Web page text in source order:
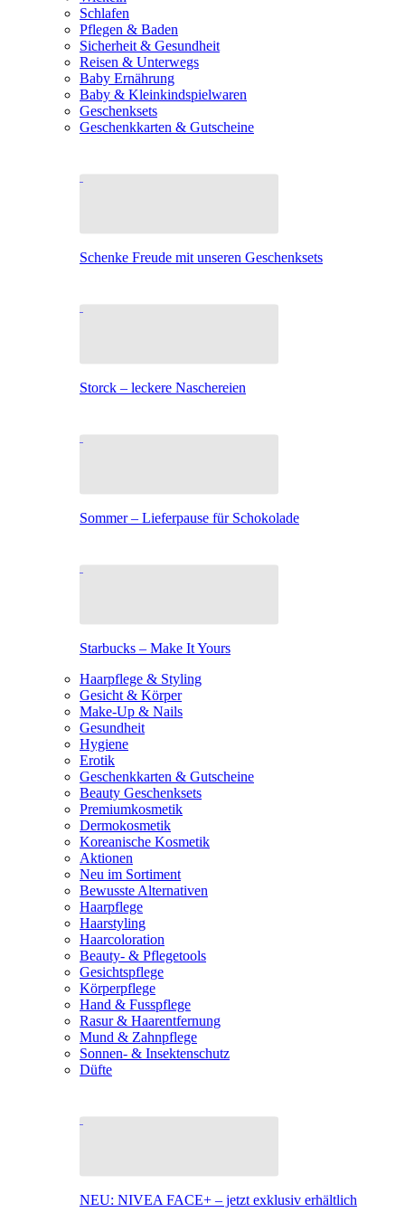
Schlafen
Pflegen & Baden
Sicherheit & Gesundheit
Reisen & Unterwegs
Baby Ernährung
Baby & Kleinkindspielwaren
Geschenksets
Geschenkkarten & Gutscheine
Schenke Freude mit unseren Geschenksets
Storck – leckere Naschereien
Sommer – Lieferpause für Schokolade
Starbucks – Make It Yours
Haarpflege & Styling
Gesicht & Körper
Make-Up & Nails
Gesundheit
Hygiene
Erotik
Geschenkkarten & Gutscheine
Beauty Geschenksets
Premiumkosmetik
Dermokosmetik
Koreanische Kosmetik
Aktionen
Neu im Sortiment
Bewusste Alternativen
Haarpflege
Haarstyling
Haarcoloration
Beauty- & Pflegetools
Gesichtspflege
Körperpflege
Hand & Fusspflege
Rasur & Haarentfernung
Mund & Zahnpflege
Sonnen- & Insektenschutz
Düfte
NEU: NIVEA FACE+ – jetzt exklusiv erhältlich